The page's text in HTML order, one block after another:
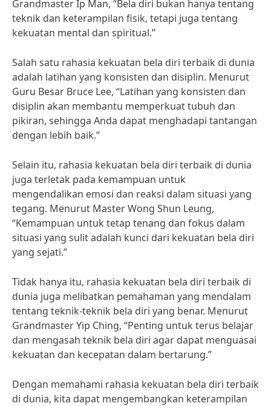
Grandmaster Ip Man, “Bela diri bukan hanya tentang
teknik dan keterampilan fisik, tetapi juga tentang
kekuatan mental dan spiritual.”
Salah satu rahasia kekuatan bela diri terbaik di dunia
adalah latihan yang konsisten dan disiplin. Menurut
Guru Besar Bruce Lee, “Latihan yang konsisten dan
disiplin akan membantu memperkuat tubuh dan
pikiran, sehingga Anda dapat menghadapi tantangan
dengan lebih baik.”
Selain itu, rahasia kekuatan bela diri terbaik di dunia
juga terletak pada kemampuan untuk
mengendalikan emosi dan reaksi dalam situasi yang
tegang. Menurut Master Wong Shun Leung,
“Kemampuan untuk tetap tenang dan fokus dalam
situasi yang sulit adalah kunci dari kekuatan bela diri
yang sejati.”
Tidak hanya itu, rahasia kekuatan bela diri terbaik di
dunia juga melibatkan pemahaman yang mendalam
tentang teknik-teknik bela diri yang benar. Menurut
Grandmaster Yip Ching, “Penting untuk terus belajar
dan mengasah teknik bela diri agar dapat menguasai
kekuatan dan kecepatan dalam bertarung.”
Dengan memahami rahasia kekuatan bela diri terbaik
di dunia, kita dapat mengembangkan keterampilan